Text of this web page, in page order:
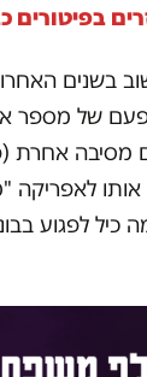
בפיטורים
בשנים
פעם של מספר
מסיבה אחרת
לאפריקה
כיל לפגוע